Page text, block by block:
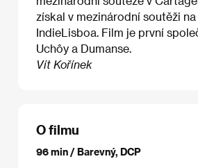
získal v mezinárodní soutěži
IndieLisboa. Film je první
Uchôy a Dumanse.
Vít Kořínek
O filmu
96 min / Barevný, DCP